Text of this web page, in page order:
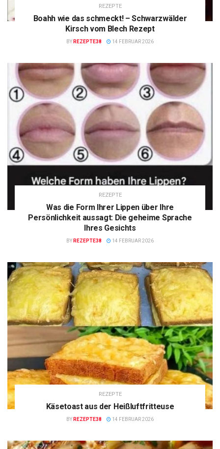
REZEPTE
Boahh wie das schmeckt! – Schwarzwälder
Kirsch vom Blech Rezept
BY REZEPTE38 14 FEBRUAR 2026
REZEPTE
Was die Form Ihrer Lippen über Ihre
Persönlichkeit aussagt: Die geheime Sprache
Ihres Gesichts
BY REZEPTE38 14 FEBRUAR 2026
REZEPTE
Käsetoast aus der Heißluftfritteuse
BY REZEPTE38 14 FEBRUAR 2026